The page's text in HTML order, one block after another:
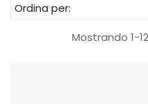
Ordina per:
Mostrando 1-